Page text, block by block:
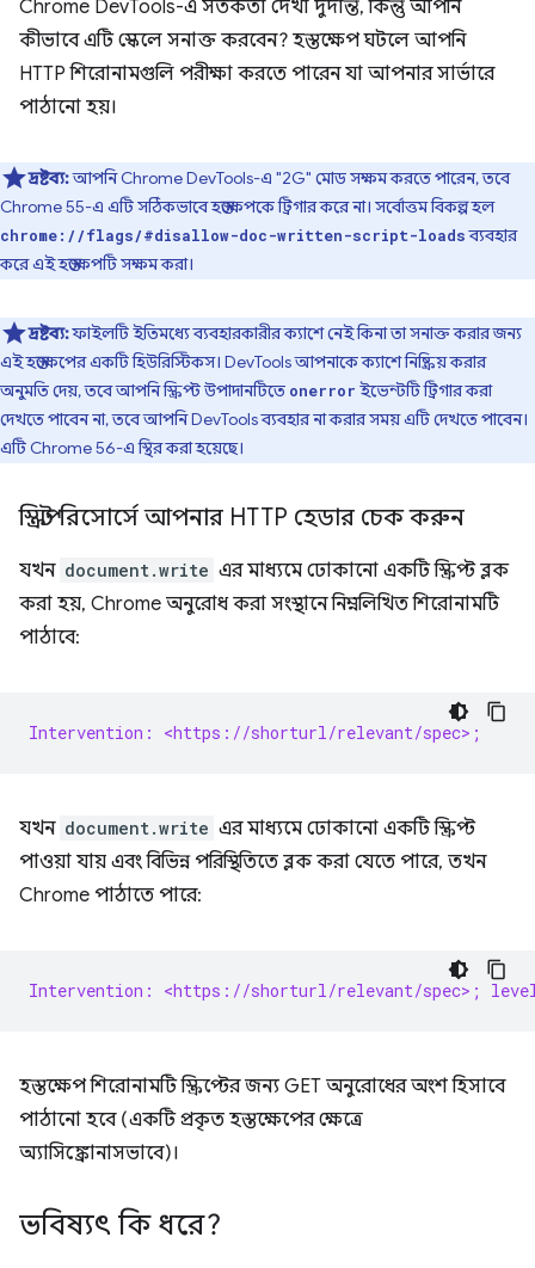
Chrome DevTools-এ সতর্কতা দেখা দুর্দান্ত, কিন্তু আপনি
কীভাবে এটি স্কেলে সনাক্ত করবেন? হস্তক্ষেপ ঘটলে আপনি
HTTP শিরোনামগুলি পরীক্ষা করতে পারেন যা আপনার সার্ভারে
পাঠানো হয়।
দ্রষ্টব্য:আপনি Chrome DevTools-এ "2G" মোড সক্ষম করতে পারেন, তবে
Chrome 55-এ এটি সঠিকভাবে হস্তক্ষেপকে ট্রিগার করে না। সর্বোত্তম বিকল্প হল
chrome://flags/#disallow-doc-written-script-loadsব্যবহার
করে এই হস্তক্ষেপটি সক্ষম করা।
দ্রষ্টব্য:ফাইলটি ইতিমধ্যে ব্যবহারকারীর ক্যাশে নেই কিনা তা সনাক্ত করার জন্য
এই হস্তক্ষেপের একটি হিউরিস্টিকস। DevTools আপনাকে ক্যাশে নিষ্ক্রিয় করার
অনুমতি দেয়, তবে আপনি স্ক্রিপ্ট উপাদানটিতে onerror ইভেন্টটি ট্রিগার করা
দেখতে পাবেন না, তবে আপনি DevTools ব্যবহার না করার সময় এটি দেখতে পাবেন।
এটি Chrome 56-এ স্থির করা হয়েছে।
স্ক্রিপ্ট রিসোর্সে আপনার HTTP হেডার চেক করুন
যখন document.write এর মাধ্যমে ঢোকানো একটি স্ক্রিপ্ট ব্লক
করা হয়, Chrome অনুরোধ করা সংস্থানে নিম্নলিখিত শিরোনামটি
পাঠাবে:
Intervention: <https://shorturl/relevant/spec>;
যখন document.write এর মাধ্যমে ঢোকানো একটি স্ক্রিপ্ট
পাওয়া যায় এবং বিভিন্ন পরিস্থিতিতে ব্লক করা যেতে পারে, তখন
Chrome পাঠাতে পারে:
Intervention: <https://shorturl/relevant/spec>;
হস্তক্ষেপ শিরোনামটি স্ক্রিপ্টের জন্য GET অনুরোধের অংশ হিসাবে
পাঠানো হবে (একটি প্রকৃত হস্তক্ষেপের ক্ষেত্রে
অ্যাসিঙ্ক্রোনাসভাবে)।
ভবিষ্যৎ কি ধরে?